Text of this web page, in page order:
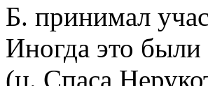
Б. принимал
Иногда это
(ц. Спаса